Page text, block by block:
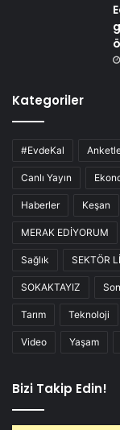
Kategoriler
#EvdeKal
Canlı Yayın
Haberler Keşan
MERAK EDİYORUM
Sağlık SEKTÖR
SOKAKTAYIZ
Tarım Teknoloji
Video Yaşam
Bizi Takip Edin!